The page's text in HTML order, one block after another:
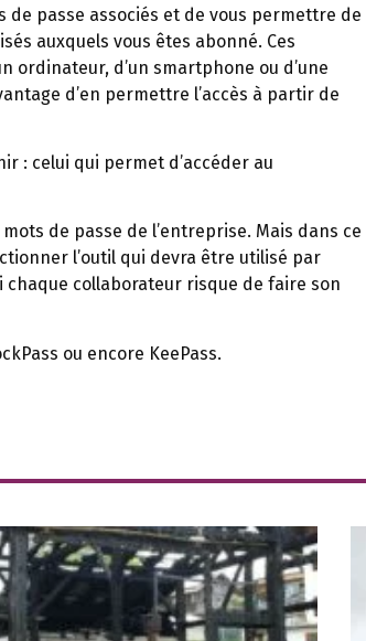
passe associés et de vous permettre de
auxquels vous êtes abonné. Ces
ordinateur, d’un smartphone ou d’une
d’en permettre l’accès à partir de
: celui qui permet d’accéder au
de passe de l’entreprise. Mais dans ce
l’outil qui devra être utilisé par
chaque collaborateur risque de faire son
ou encore KeePass.